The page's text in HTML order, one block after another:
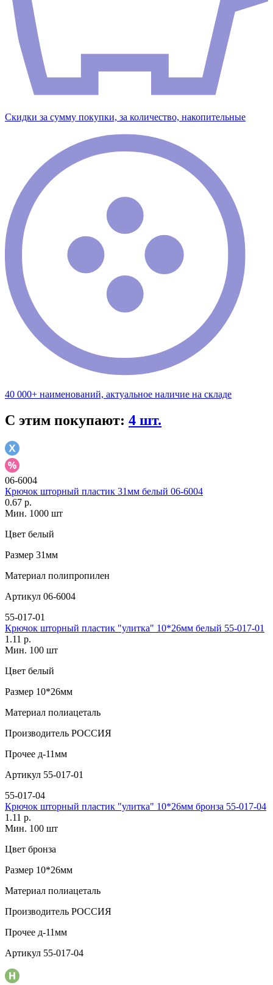
Скидки за сумму покупки, за количество, накопительные
40 000+ наименований, актуальное наличие на складе
С этим покупают: 4 шт.
06-6004
Крючок шторный пластик 31мм белый 06-6004
0.67 р.
Мин. 1000 шт
Цвет белый
Размер 31мм
Материал полипропилен
Артикул 06-6004
55-017-01
Крючок шторный пластик "улитка" 10*26мм белый 55-017-01
1.11 р.
Мин. 100 шт
Цвет белый
Размер 10*26мм
Материал полиацеталь
Производитель РОССИЯ
Прочее д-11мм
Артикул 55-017-01
55-017-04
Крючок шторный пластик "улитка" 10*26мм бронза 55-017-04
1.11 р.
Мин. 100 шт
Цвет бронза
Размер 10*26мм
Материал полиацеталь
Производитель РОССИЯ
Прочее д-11мм
Артикул 55-017-04